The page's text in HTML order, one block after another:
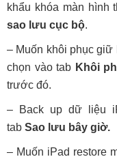
khẩu khóa màn hình
sao lưu cục bộ.
– Muốn khôi phục giữ
chọn vào tab Khôi
trước đó.
– Back up dữ liệu
tab Sao lưu bây giờ.
– Muốn iPad restore